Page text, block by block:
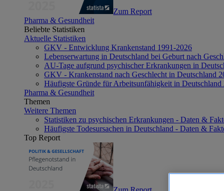
Zum Report
Pharma & Gesundheit
Beliebte Statistiken
Aktuelle Statistiken
GKV - Entwicklung Krankenstand 1991-2026
Lebenserwartung in Deutschland bei Geburt nach
AU-Tage aufgrund psychischer Erkrankungen in
GKV - Krankenstand nach Geschlecht in Deutschland
Häufigste Gründe für Arbeitsunfähigkeit in Deutschland
Pharma & Gesundheit
Themen
Weitere Themen
Statistiken zu psychischen Erkrankungen - Daten &
Häufigste Todesursachen in Deutschland - Daten &
Top Report